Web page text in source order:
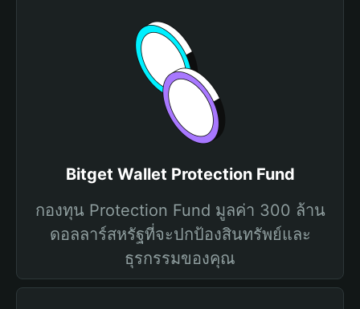
Bitget Wallet Protection Fund
กองทุน Protection Fund มูลค่า 300 ล้าน
ดอลลาร์สหรัฐที่จะปกป้องสินทรัพย์และ
ธุรกรรมของคุณ